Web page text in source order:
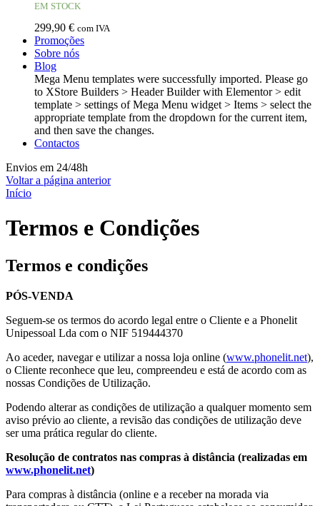
EM STOCK
299,90 € com IVA
Promoções
Sobre nós
Blog
Mega Menu templates were successfully imported. Please go
to XStore Builders > Header Builder with Elementor > edit
template > settings of Mega Menu widget > Items > select the
appropriate template from the dropdown for the current item,
and then save the changes.
Contactos
Envios em 24/48h
Voltar a página anterior
Início
Termos e Condições
Termos e condições
PÓS-VENDA
Seguem-se os termos do acordo legal entre o Cliente e a Phonelit
Unipessoal Lda com o NIF 519444370
Ao aceder, navegar e utilizar a nossa loja online (www.phonelit.net),
o Cliente reconhece que leu, compreendeu e está de acordo com as
nossas Condições de Utilização.
Podendo alterar as condições de utilização a qualquer momento sem
aviso prévio ao cliente, a revisão das condições de utilização deve
ser uma prática regular do cliente.
Resolução de contratos nas compras à distância (realizadas em
www.phonelit.net)
Para compras à distância (online e a receber na morada via